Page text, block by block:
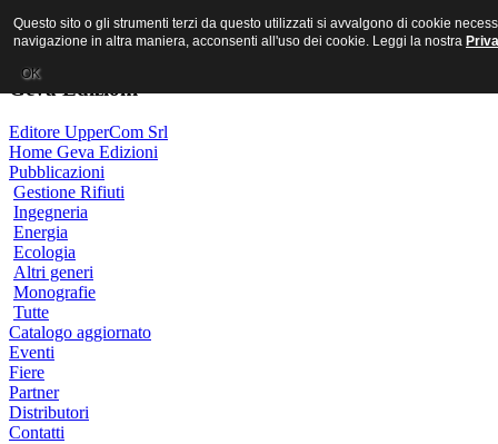
Geva Edizioni
Editore UpperCom Srl
Home Geva Edizioni
Pubblicazioni
Gestione Rifiuti
Ingegneria
Energia
Ecologia
Altri generi
Monografie
Tutte
Catalogo aggiornato
Eventi
Fiere
Partner
Distributori
Contatti
Questo sito o gli strumenti terzi da questo utilizzati si avvalgono di cookie
navigazione in altra maniera, acconsenti all'uso dei cookie. Leggi la nostra
OK